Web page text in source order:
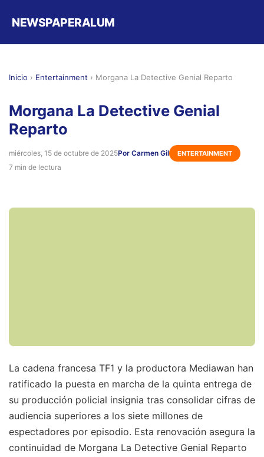
NEWSPAPERALUM
Inicio › Entertainment › Morgana La Detective Genial Reparto
Morgana La Detective Genial
Reparto
miércoles, 15 de octubre de 2025Por Carmen Gil ENTERTAINMENT
7 min de lectura
La cadena francesa TF1 y la productora Mediawan han
ratificado la puesta en marcha de la quinta entrega de
su producción policial insignia tras consolidar cifras de
audiencia superiores a los siete millones de
espectadores por episodio. Esta renovación asegura la
continuidad de Morgana La Detective Genial Reparto